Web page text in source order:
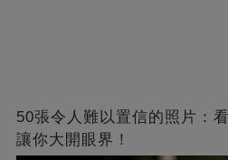
50張令人難以置信的照片：
讓你大開眼界！